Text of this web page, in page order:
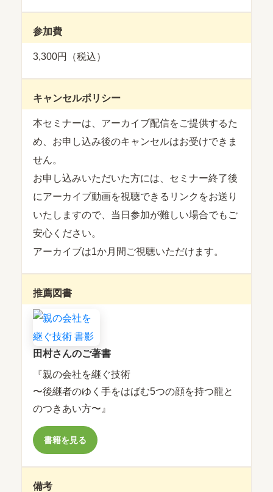
参加費
3,300円（税込）
キャンセルポリシー
本セミナーは、アーカイブ配信をご提供するた
め、お申し込み後のキャンセルはお受けできま
せん。
お申し込みいただいた方には、セミナー終了後
にアーカイブ動画を視聴できるリンクをお送り
いたしますので、当日参加が難しい場合でもご
安心ください。
アーカイブは1か月間ご視聴いただけます。
推薦図書
田村さんのご著書
『親の会社を継ぐ技術
〜後継者のゆく手をはばむ5つの顔を持つ龍と
のつきあい方〜』
書籍を見る
備考